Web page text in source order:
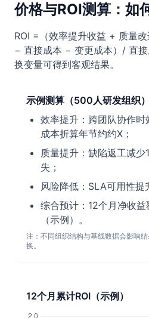
价格与ROI测算：如
ROI =（效率提升收益 + 质量
− 直接成本 − 变更成本）/ 直
换变量可得到客观结果。
示例测算（500人研发组织）
效率提升：跨团队协作
成本折算年节约约X；
质量提升：缺陷返工减
失；
风险降低：SLA可用性提
综合预计：12个月净收
（示例）。
注：不同组织结构与基线数据会影响
换。
12个月累计ROI（示例）